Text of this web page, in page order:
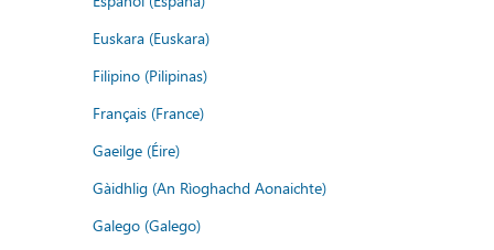
Euskara (Euskara)
Filipino (Pilipinas)
Français (France)
Gaeilge (Éire)
Gàidhlig (An Rìoghachd Aonaichte)
Galego (Galego)